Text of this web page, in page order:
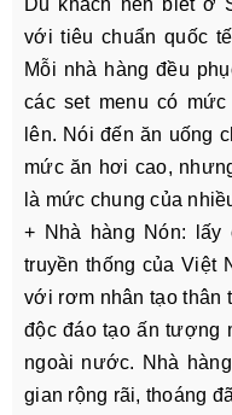
với tiêu chuẩn quốc
Mỗi nhà hàng đều
các set menu có
lên. Nói đến ăn uống
mức ăn hơi cao,
là mức chung của
+ Nhà hàng Nón: lấy
truyền thống của Việt
với rơm nhân tạo thân
độc đáo tạo ấn tượng
ngoài nước. Nhà
gian rộng rãi, thoáng